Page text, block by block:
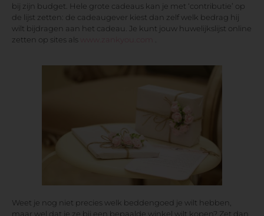
bij zijn budget. Hele grote cadeaus kan je met ‘contributie’ op
de lijst zetten: de cadeaugever kiest dan zelf welk bedrag hij
wilt bijdragen aan het cadeau. Je kunt jouw huwelijkslijst online
zetten op sites als
Weet je nog niet precies welk beddengoed je wilt hebben,
maar wel dat je ze bij een bepaalde winkel wilt kopen? Zet dan